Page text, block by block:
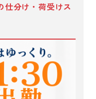
仕分け・荷受けス